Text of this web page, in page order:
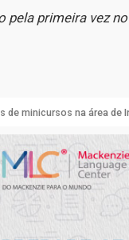
pela primeira vez
minicursos na área de